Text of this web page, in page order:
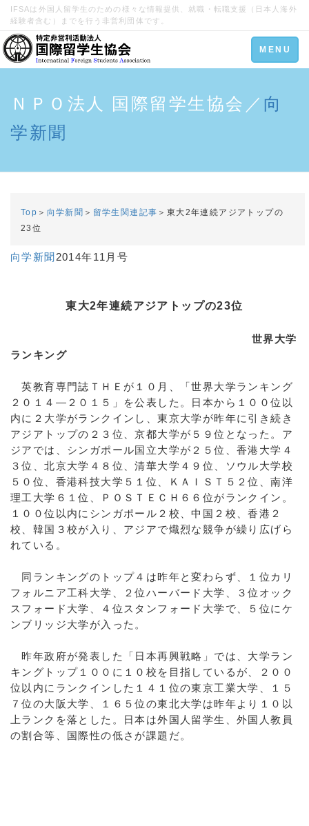
IFSAは外国人留学生のための様々な情報提供、就職・転職支援（日本人海外
経験者含む）までを行う非営利団体です。
Toggle
navigation
MENU
ＮＰＯ法人 国際留学生協会／ 向
学新聞
Top ＞ 向学新聞 ＞ 留学生関連記事 ＞東大2年連続アジアトップの
23位
向学新聞 2014年11月号
東大2年連続アジアトップの23位
世界大学
ランキング
英教育専門誌ＴＨＥが１０月、「世界大学ランキング
２０１４―２０１５」を公表した。日本から１００位以
内に２大学がランクインし、東京大学が昨年に引き続き
アジアトップの２３位、京都大学が５９位となった。ア
ジアでは、シンガポール国立大学が２５位、香港大学４
３位、北京大学４８位、清華大学４９位、ソウル大学校
５０位、香港科技大学５１位、ＫＡＩＳＴ５２位、南洋
理工大学６１位、ＰＯＳＴＥＣＨ６６位がランクイン。
１００位以内にシンガポール２校、中国２校、香港２
校、韓国３校が入り、アジアで熾烈な競争が繰り広げら
れている。
同ランキングのトップ４は昨年と変わらず、１位カリ
フォルニア工科大学、２位ハーバード大学、３位オック
スフォード大学、４位スタンフォード大学で、５位にケ
ンブリッジ大学が入った。
昨年政府が発表した「日本再興戦略」では、大学ラン
キングトップ１００に１０校を目指しているが、２００
位以内にランクインした１４１位の東京工業大学、１５
７位の大阪大学、１６５位の東北大学は昨年より１０以
上ランクを落とした。日本は外国人留学生、外国人教員
の割合等、国際性の低さが課題だ。